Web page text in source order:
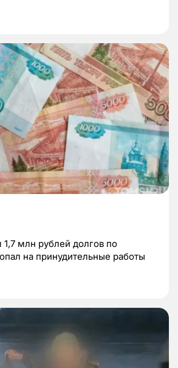
млн рублей долгов по
на принудительные работы